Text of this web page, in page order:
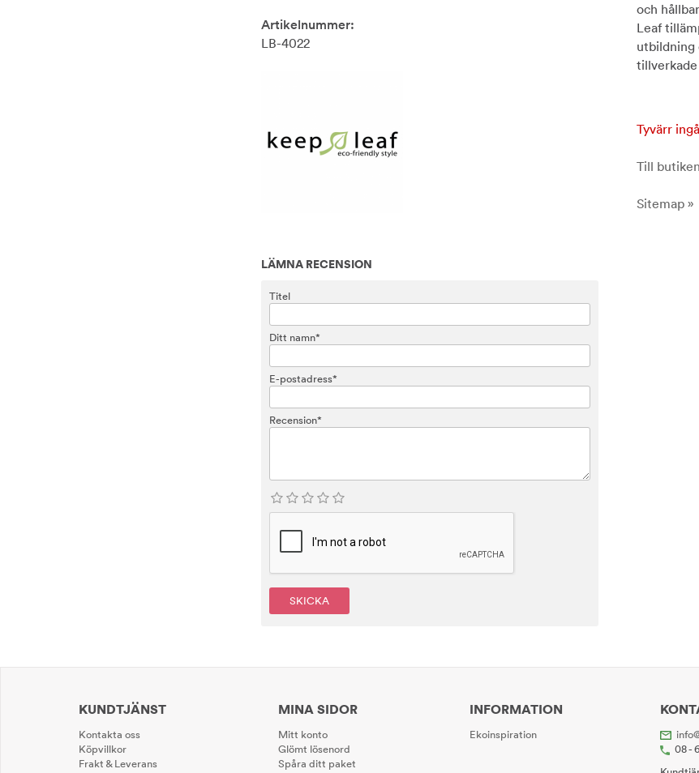
och
Leaf
utbildning
Tyvärr
Till
Sitemap »
Artikelnummer:
LB-4022
LÄMNA RECENSION
Titel
Ditt namn*
E-postadress*
Recension*
SKICKA
KUNDTJÄNST
Kontakta oss
Köpvillkor
Frakt & Leverans
MINA SIDOR
Mitt konto
Glömt lösenord
Spåra ditt paket
INFORMATION
Ekoinspiration
08 -